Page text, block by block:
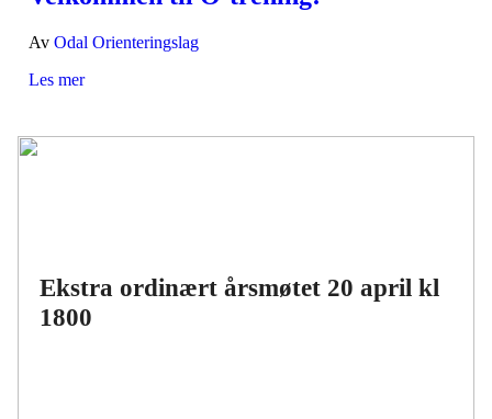
Av Odal Orienteringslag
Les mer
Ekstra ordinært årsmøtet 20 april kl
1800